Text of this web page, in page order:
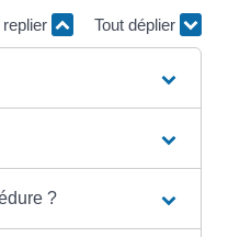
replier Tout déplier
?